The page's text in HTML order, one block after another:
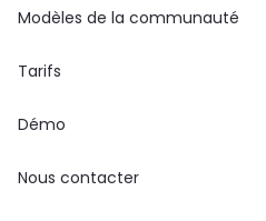
Modèles de la communauté
Tarifs
Démo
Nous contacter